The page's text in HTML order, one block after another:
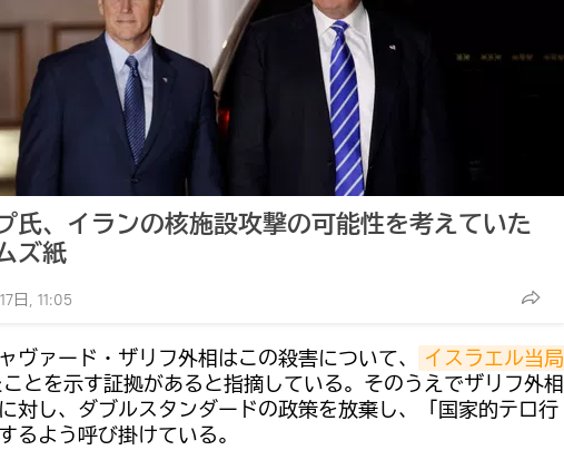
氏、イランの核施設攻撃の可能性を考えていた
ズ紙
日, 11:05
ヴァード・ザリフ外相はこの殺害について、
イスラエル当局
ことを示す証拠があると指摘している。そのうえでザリフ外相
対し、ダブルスタンダードの政策を放棄し、「国家的テロ行
るよう呼び掛けている。